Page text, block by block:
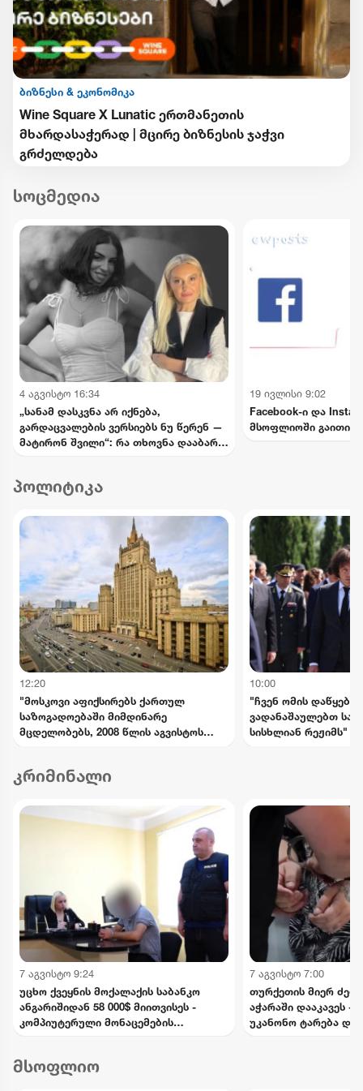
ბიზნესი & ეკონომიკა
Wine Square X Lunatic ერთმანეთის
მხარდასაჭერად | მცირე ბიზნესის ჯაჭვი
გრძელდება
სოცმედია
4 აგვისტო 16:34
„სანამ დასკვნა არ იქნება,
გარდაცვალების ვერსიებს ნუ წერენ —
მატირონ შვილი“: რა თხოვნა დააბარა
19 ივლისი 9:02
Facebook-ი და
მსოფლიოში გაითიშა
პოლიტიკა
12:20
"მოსკოვი აფიქსირებს ქართულ
საზოგადოებაში მიმდინარე
მცდელობებს, 2008 წლის აგვისტოს
განცხადებებს შერიგების
უწყება
10:00
"ჩვენ ომის
ვადანაშაულებთ
სისხლიან რეჟიმს" -
კრიმინალი
7 აგვისტო 9:24
უცხო ქვეყნის მოქალაქის საბანკო
ანგარიშიდან 58 000$ მიითვისეს -
კომპიუტერული მონაცემების
დაიწყო
7 აგვისტო 7:00
თურქეთის მიერ
აჭარაში დააკავეს -
უკანონო ტარება და
მსოფლიო